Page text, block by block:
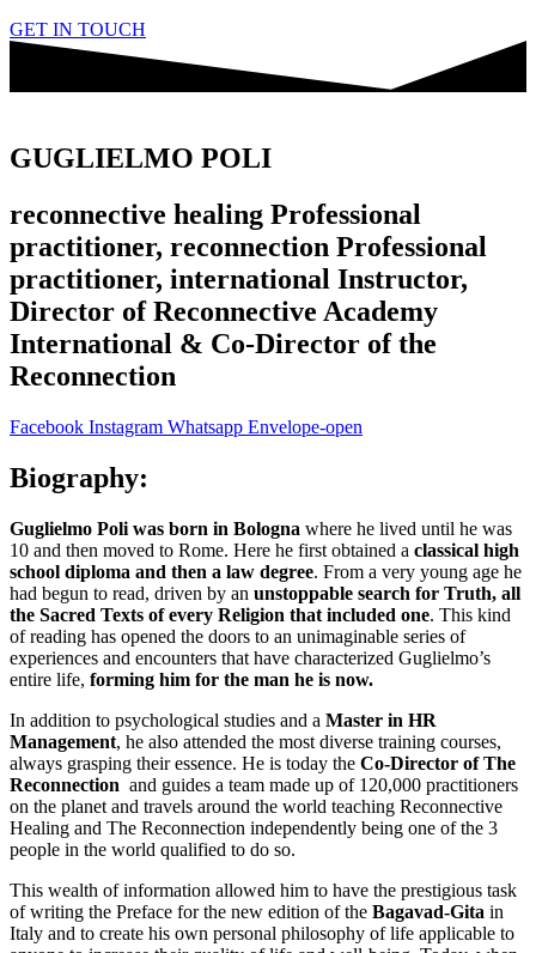
GET IN TOUCH
GUGLIELMO POLI
reconnective healing Professional
practitioner, reconnection Professional
practitioner, international Instructor,
Director of Reconnective Academy
International & Co-Director of the
Reconnection
Facebook Instagram Whatsapp Envelope-open
Biography:
Guglielmo Poli was born in Bologna where he lived until he was
10 and then moved to Rome. Here he first obtained a classical high
school diploma and then a law degree. From a very young age he
had begun to read, driven by an unstoppable search for Truth, all
the Sacred Texts of every Religion that included one. This kind
of reading has opened the doors to an unimaginable series of
experiences and encounters that have characterized Guglielmo’s
entire life, forming him for the man he is now.
In addition to psychological studies and a Master in HR
Management, he also attended the most diverse training courses,
always grasping their essence. He is today the Co-Director of The
Reconnection and guides a team made up of 120,000 practitioners
on the planet and travels around the world teaching Reconnective
Healing and The Reconnection independently being one of the 3
people in the world qualified to do so.
This wealth of information allowed him to have the prestigious task
of writing the Preface for the new edition of the Bagavad-Gita in
Italy and to create his own personal philosophy of life applicable to